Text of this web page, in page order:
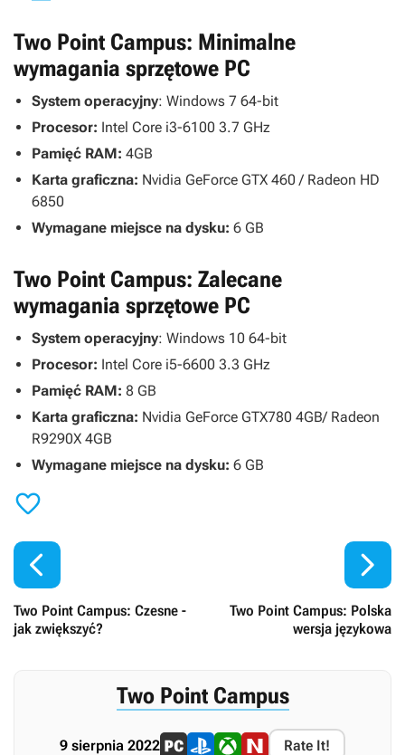
Two Point Campus: Minimalne
wymagania sprzętowe PC
System operacyjny: Windows 7 64-bit
Procesor: Intel Core i3-6100 3.7 GHz
Pamięć RAM: 4GB
Karta graficzna: Nvidia GeForce GTX 460 / Radeon HD
6850
Wymagane miejsce na dysku: 6 GB
Two Point Campus: Zalecane
wymagania sprzętowe PC
System operacyjny: Windows 10 64-bit
Procesor: Intel Core i5-6600 3.3 GHz
Pamięć RAM: 8 GB
Karta graficzna: Nvidia GeForce GTX780 4GB/ Radeon
R9290X 4GB
Wymagane miejsce na dysku: 6 GB


Two Point Campus: Czesne -
jak zwiększyć?
Two Point Campus: Polska
wersja językowa

Two Point Campus
9 sierpnia 2022 Rate It!